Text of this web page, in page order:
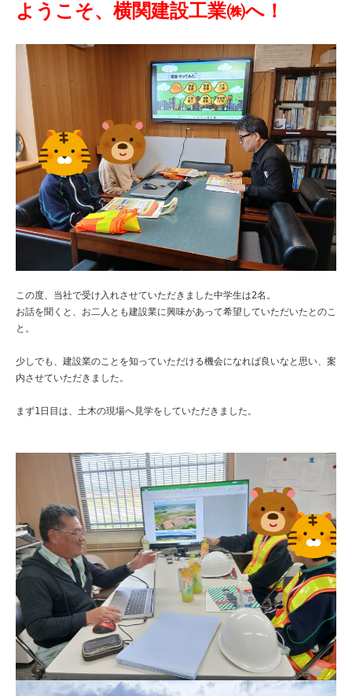
この度、当社で受け入れさせていただきました中学生は2名。
お話を聞くと、お二人とも建設業に興味があって希望していただいたとのこ
と。
少しでも、建設業のことを知っていただける機会になれば良いなと思い、案
内させていただきました。
まず1日目は、土木の現場へ見学をしていただきました。